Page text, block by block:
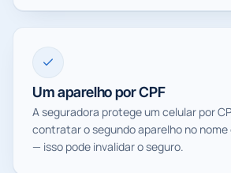
Um aparelho por CPF
A seguradora protege um celular por
contratar o segundo aparelho no nome
— isso pode invalidar o seguro.